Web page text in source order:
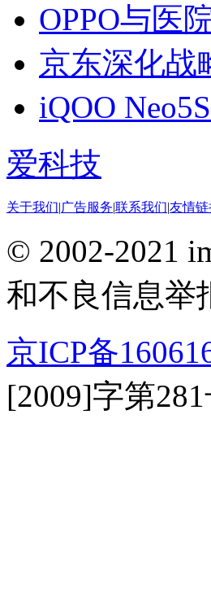
OPPO与医
京东深化战
iQOO
爱科技
关于我们|广告服务|联系我们|友情链
© 2002-2021
和不良信息举
京ICP备
[2009]字第